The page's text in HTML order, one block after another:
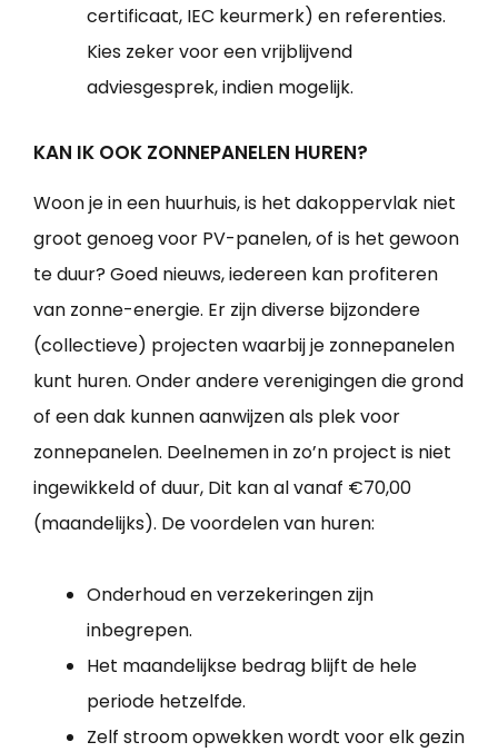
certificaat, IEC keurmerk) en referenties.
Kies zeker voor een vrijblijvend
adviesgesprek, indien mogelijk.
KAN IK OOK ZONNEPANELEN HUREN?
Woon je in een huurhuis, is het dakoppervlak niet
groot genoeg voor PV-panelen, of is het gewoon
te duur? Goed nieuws, iedereen kan profiteren
van zonne-energie. Er zijn diverse bijzondere
(collectieve) projecten waarbij je zonnepanelen
kunt huren. Onder andere verenigingen die grond
of een dak kunnen aanwijzen als plek voor
zonnepanelen. Deelnemen in zo’n project is niet
ingewikkeld of duur, Dit kan al vanaf €70,00
(maandelijks). De voordelen van huren:
Onderhoud en verzekeringen zijn
inbegrepen.
Het maandelijkse bedrag blijft de hele
periode hetzelfde.
Zelf stroom opwekken wordt voor elk gezin